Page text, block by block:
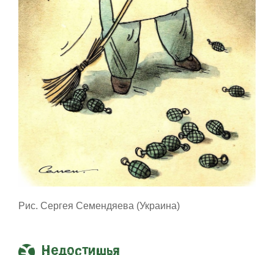
Рис. Сергея Семендяева (Украина)
Недостишья